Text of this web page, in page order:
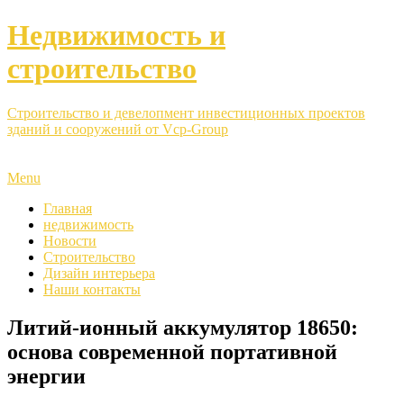
Недвижимость и
строительство
Строительство и девелопмент инвестиционных проектов
зданий и сооружений от Vcp-Group
Menu
Главная
недвижимость
Новости
Строительство
Дизайн интерьера
Наши контакты
Литий-ионный аккумулятор 18650:
основа современной портативной
энергии